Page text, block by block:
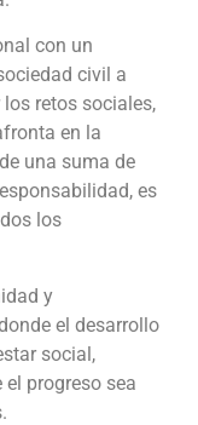
con un
civil a
retos sociales,
en la
una suma de
es
los
y
el desarrollo
social,
progreso sea